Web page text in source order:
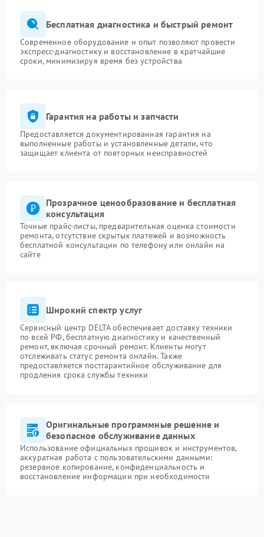
Бесплатная диагностика и быстрый ремонт
Современное оборудование и опыт позволяют провести
экспресс-диагностику и восстановление в кратчайшие
сроки, минимизируя время без устройства
Гарантия на работы и запчасти
Предоставляется документированная гарантия на
выполненные работы и установленные детали, что
защищает клиента от повторных неисправностей
Прозрачное ценообразование и бесплатная
консультация
Точные прайс-листы, предварительная оценка стоимости
ремонта, отсутствие скрытых платежей и возможность
бесплатной консультации по телефону или онлайн на
сайте
Широкий спектр услуг
Сервисный центр DELTA обеспечивает доставку техники
по всей РФ, бесплатную диагностику и качественный
ремонт, включая срочный ремонт. Клиенты могут
отслеживать статус ремонта онлайн. Также
предоставляется постгарантийное обслуживание для
продления срока службы техники
Оригинальные программные решение и
безопасное обслуживание данных
Использование официальных прошивок и инструментов,
аккуратная работа с пользовательскими данными:
резервное копирование, конфиденциальность и
восстановление информации при необходимости